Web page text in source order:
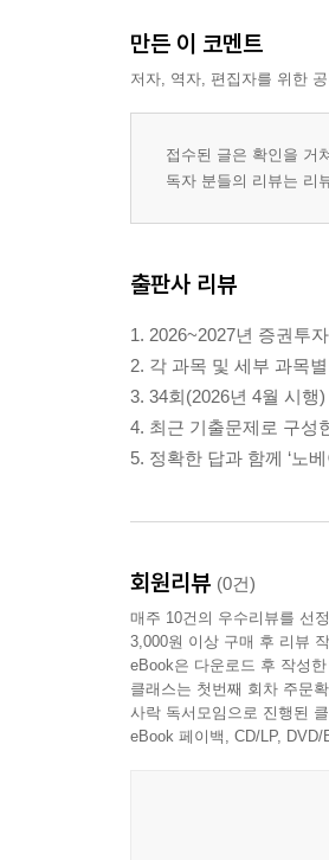
만든 이 코멘트
저자, 역자, 편집자를 위한
접수된 글은 확인을 거
독자 분들의 리뷰는 리
출판사 리뷰
1. 2026~2027년 증권투
2. 각 과목 및 세부 과목
3. 34회(2026년 4월 시
4. 최근 기출문제로 구성
5. 정확한 답과 함께 ‘노
회원리뷰 (0건)
매주 10건의 우수리뷰를 선
3,000원 이상 구매 후 리뷰
eBook은 다운로드 후 작성
클래스는 첫번째 회차 주문
사락 독서모임으로 진행된
eBook 페이백, CD/LP,